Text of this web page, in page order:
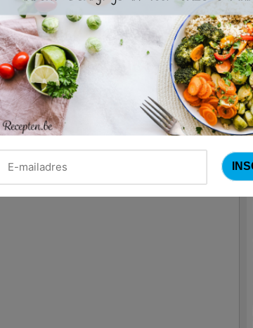
en rijst (Colruyt)
gegeten
zich
de slag
op tafel